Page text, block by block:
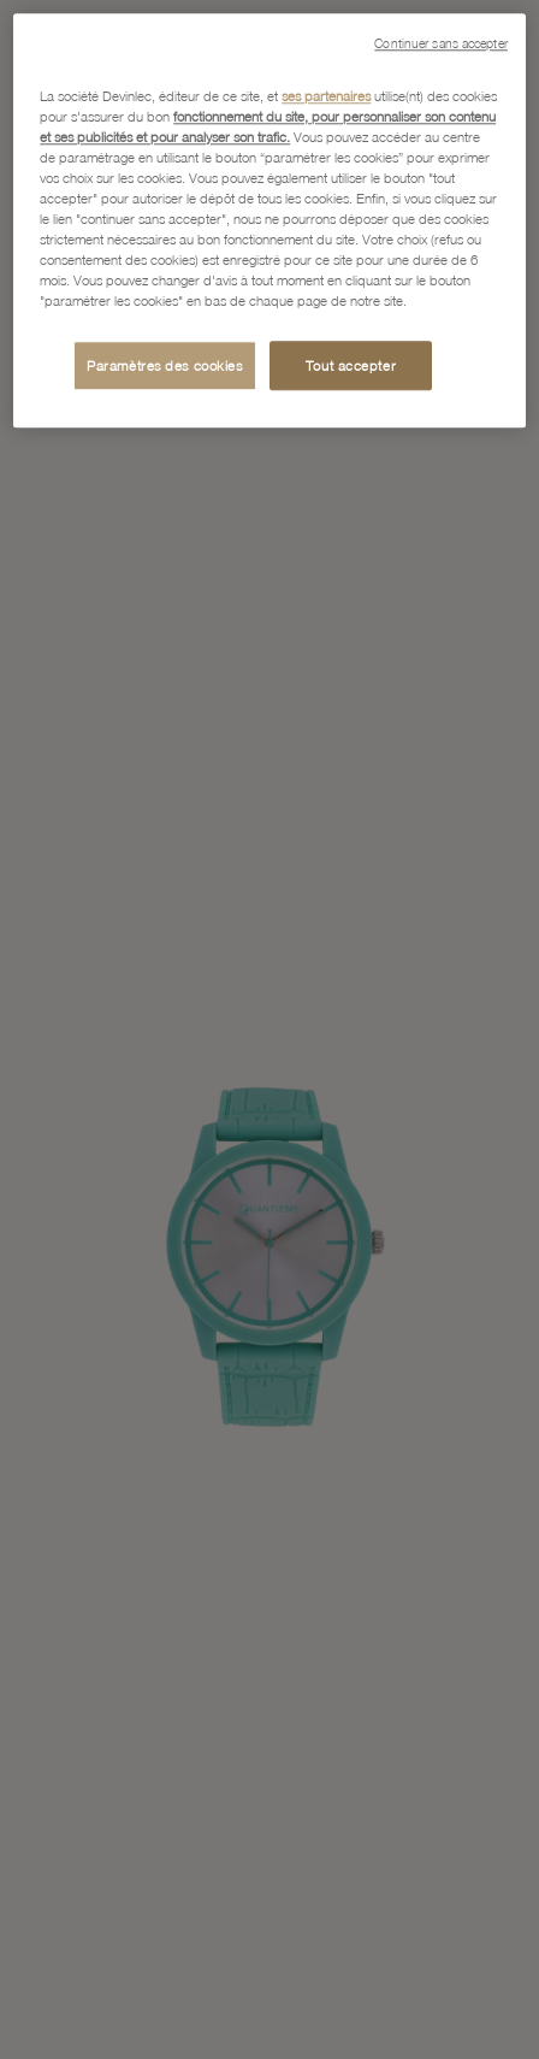
La société Devinlec, éditeur de ce site, etses partenairesutilise(nt) des cookies
pour s'assurer du bonfonctionnement du site, pour personnaliser son contenu
et ses publicités et pour analyser son trafic. Vous pouvez accéder au centre
de paramétrage en utilisant le bouton “paramétrer les cookies” pour exprimer
vos choix sur les cookies. Vous pouvez également utiliser le bouton "tout
accepter" pour autoriser le dépôt de tous les cookies. Enfin, si vous cliquez sur
le lien "continuer sans accepter", nous ne pourrons déposer que des cookies
strictement nécessaires au bon fonctionnement du site. Votre choix (refus ou
consentement des cookies) est enregistré pour ce site pour une durée de 6
mois. Vous pouvez changer d'avis à tout moment en cliquant sur le bouton
"paramétrer les cookies" en bas de chaque page de notre site.
Paramètres des cookies Tout accepter
Continuer sans accepter